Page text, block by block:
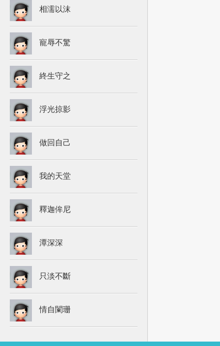
相濡以沫
寵辱不驚
終生守之
浮光掠影
做回自己
我的天堂
釋迦侔尼
潭深深
只淡不斷
情自闌珊